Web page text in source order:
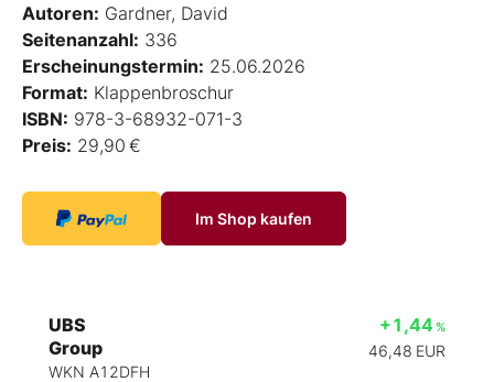
Autoren: Gardner, David
Seitenanzahl: 336
Erscheinungstermin: 25.06.2026
Format: Klappenbroschur
ISBN: 978-3-68932-071-3
Preis: 29,90 €
Im Shop kaufen
UBS
Group
WKN A12DFH
+1,44 %
46,48 EUR